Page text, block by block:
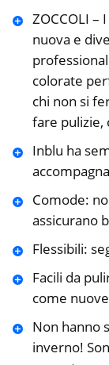
ZOCCOLI –
nuova e
colorate
chi non si
fare pulizie,
Inblu ha
Comode:
assicurano
Flessibili:
Facili da
come nuove
Non hanno
inverno!